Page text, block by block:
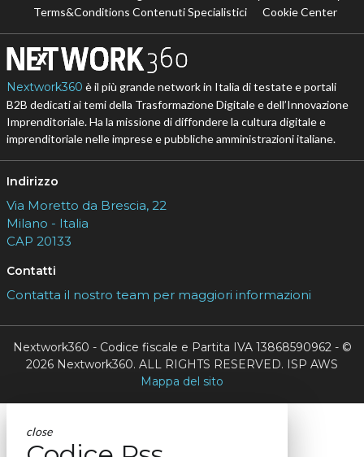
Terms&Conditions Contenuti Specialistici
Cookie Center
Nextwork360 è il più grande network in Italia di testate e portali
B2B dedicati ai temi della Trasformazione Digitale e dell’Innovazione
Imprenditoriale. Ha la missione di diffondere la cultura digitale e
imprenditoriale nelle imprese e pubbliche amministrazioni italiane.
Indirizzo
Via Moretto da Brescia, 22
Milano - Italia
CAP 20133
Contatti
Contatta il nostro team per maggiori informazioni
Nextwork360 - Codice fiscale e Partita IVA 13868590962 - ©
2026 Nextwork360. ALL RIGHTS RESERVED. ISP AWS
Mappa del sito
close